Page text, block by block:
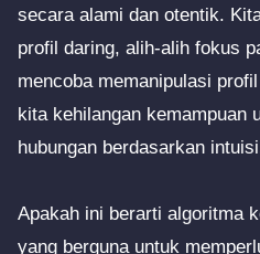
secara alami dan otentik.
profil daring, alih-alih fokus
mencoba memanipulasi
kita kehilangan kemampuan
hubungan berdasarkan
Apakah ini berarti algoritma
yang berguna untuk